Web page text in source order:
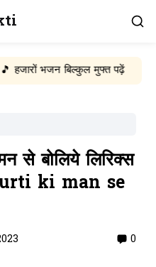
भजन बिल्कुल मुफ्त पढ़ें
से बोलिये लिरिक्स
ki man se
0